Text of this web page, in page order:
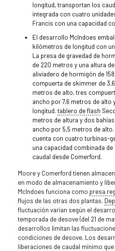
longitud, transportan los
integrada con cuatro
Francis con una capacidad
El desarrollo McIndoes
kilómetros de longitud con
La presa de gravedad de
de 220 metros y una altura
aliviadero de hormigón de
compuerta de skimmer de
metros de alto, tres
ancho por 7,6 metros de alto
longitud. tablero de flash
metros de altura y dos
ancho por 5,5 metros de
cuenta con cuatro turbinas-
una capacidad combinada de
caudal desde Comerford.
Moore y Comerford tienen
en modo de almacenamiento y
McIndoes funciona como presa
flujos de las otras dos plantas.
fluctuación varían según el
temporada de desove (del 21 de
desarrollos limitan las
condiciones de desove. Los
liberaciones de caudal mínimo